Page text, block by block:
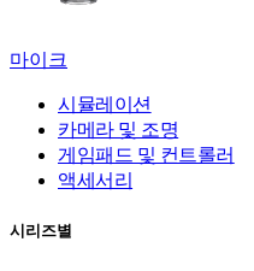
마이크
시뮬레이션
카메라 및 조명
게임패드 및 컨트롤러
액세서리
시리즈별